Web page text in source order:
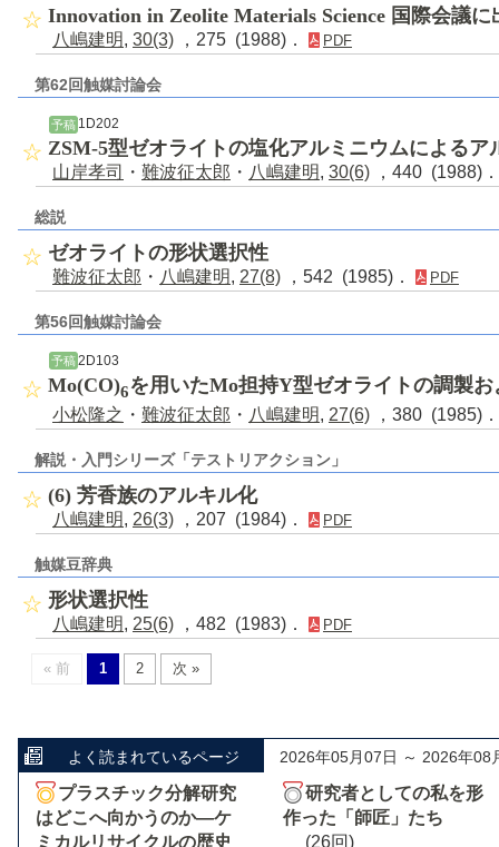
Innovation in Zeolite Materials Science 国際会議に
八嶋建明, 30(3) ，275 (1988)． PDF
第62回触媒討論会
予稿 1D202
ZSM-5型ゼオライトの塩化アルミニウムによるア
山岸孝司 ・ 難波征太郎 ・ 八嶋建明, 30(6) ，440 (1988)
総説
ゼオライトの形状選択性
難波征太郎 ・ 八嶋建明, 27(8) ，542 (1985)． PDF
第56回触媒討論会
予稿 2D103
Mo(CO)6を用いたMo担持Y型ゼオライトの調製
小松隆之 ・ 難波征太郎 ・ 八嶋建明, 27(6) ，380 (1985)
解説・入門シリーズ「テストリアクション」
(6) 芳香族のアルキル化
八嶋建明, 26(3) ，207 (1984)． PDF
触媒豆辞典
形状選択性
八嶋建明, 25(6) ，482 (1983)． PDF
« 前 1 2 次 »
よく読まれているページ 2026年05月07日 ～ 2026年08
プラスチック分解研究
はどこへ向かうのか―ケ
ミカルリサイクルの歴史
研究者としての私を形
作った「師匠」たち
(26回)